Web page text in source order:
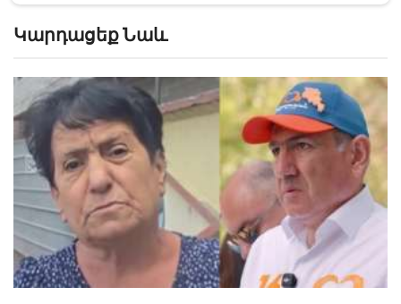
Կարդացեք Նաև
«Հիշեցի՞ք մեզ, ձեր սանիկներն ենք». աղջիկները՝
Նիկոլ Փաշինյանին